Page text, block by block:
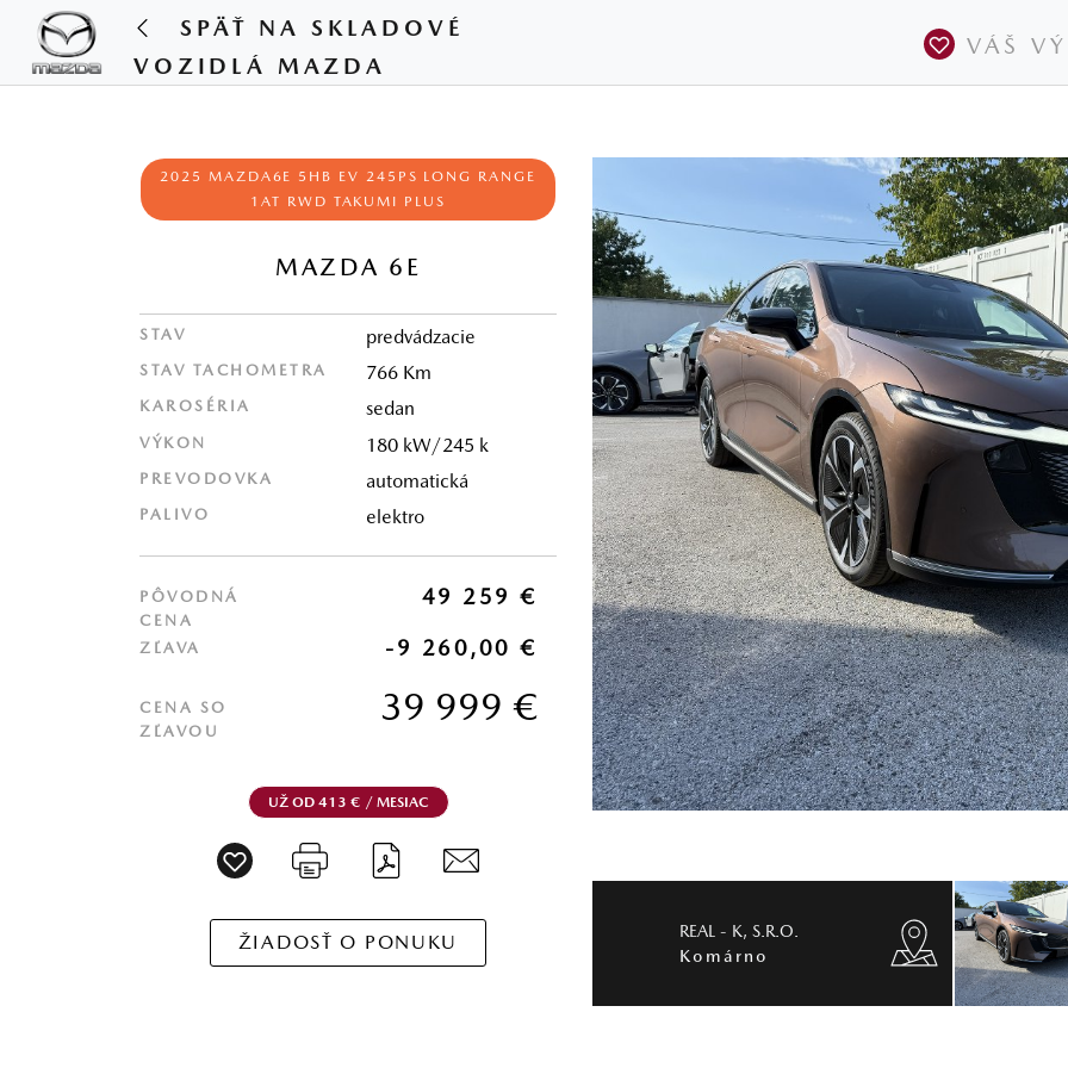
SPÄŤ NA SKLADOVÉ
VOZIDLÁ MAZDA
VÁŠ
2025 MAZDA6E 5HB EV 245PS LONG RANGE
1AT RWD TAKUMI PLUS
MAZDA 6E
STAV predvádzacie
STAV TACHOMETRA 766 Km
KAROSÉRIA sedan
VÝKON 180 kW/245 k
PREVODOVKA automatická
PALIVO elektro
PÔVODNÁ
CENA
49 259 €
ZĽAVA -9 260,00 €
CENA SO
ZĽAVOU
39 999 €
UŽ OD 413 € / MESIAC
ŽIADOSŤ O PONUKU
REAL - K, S.R.O.
Komárno